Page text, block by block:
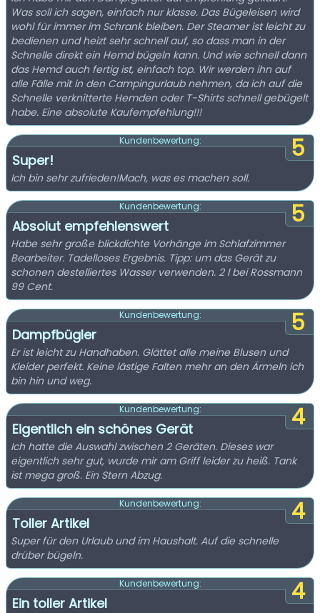
Was soll ich sagen, einfach nur klasse. Das Bügeleisen wird
wohl für immer im Schrank bleiben. Der Steamer ist leicht zu
bedienen und heizt sehr schnell auf, so dass man in der
Schnelle direkt ein Hemd bügeln kann. Und wie schnell dann
das Hemd auch fertig ist, einfach top. Wir werden ihn auf
alle Fälle mit in den Campingurlaub nehmen, da ich auf die
Schnelle verknitterte Hemden oder T-Shirts schnell gebügelt
habe. Eine absolute Kaufempfehlung!!!
5
Kundenbewertung:
Super!
Ich bin sehr zufrieden!Mach, was es machen soll.
5
Kundenbewertung:
Absolut empfehlenswert
Habe sehr große blickdichte Vorhänge im Schlafzimmer
Bearbeiter. Tadelloses Ergebnis. Tipp: um das Gerät zu
schonen destelliertes Wasser verwenden. 2 l bei Rossmann
99 Cent.
5
Kundenbewertung:
Dampfbügler
Er ist leicht zu Handhaben. Glättet alle meine Blusen und
Kleider perfekt. Keine lästige Falten mehr an den Ärmeln ich
bin hin und weg.
4
Kundenbewertung:
Eigentlich ein schönes Gerät
Ich hatte die Auswahl zwischen 2 Geräten. Dieses war
eigentlich sehr gut, wurde mir am Griff leider zu heiß. Tank
ist mega groß. Ein Stern Abzug.
4
Kundenbewertung:
Toller Artikel
Super für den Urlaub und im Haushalt. Auf die schnelle
drüber bügeln.
4
Kundenbewertung:
Ein toller Artikel